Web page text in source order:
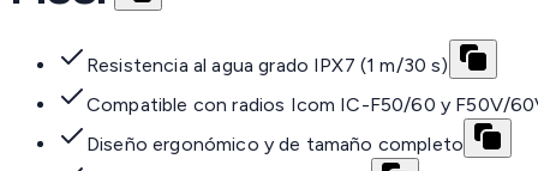
Resistencia al agua grado IPX7 (1 m/30 s)
Compatible con radios Icom IC-F50/60 y F50V/
Diseño ergonómico y de tamaño completo